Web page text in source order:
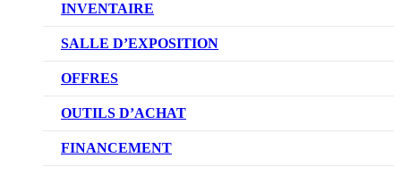
INVENTAIRE
VÉHICULES NEUFS
VÉHICULES D’OCCASION
SALLE D’EXPOSITION
OFFRES
OFFRE DE VÉHICULES NEUFS
OFFRES DU CONCESSIONNAIRE
OUTILS D’ACHAT
CL!QUEZ ET ACHETEZ HYUNDAI
FINANCEMENT